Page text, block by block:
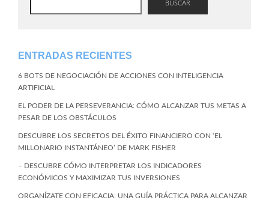
BUSCAR
ENTRADAS RECIENTES
6 BOTS DE NEGOCIACIÓN DE ACCIONES CON INTELIGENCIA
ARTIFICIAL
EL PODER DE LA PERSEVERANCIA: CÓMO ALCANZAR TUS METAS A
PESAR DE LOS OBSTÁCULOS
DESCUBRE LOS SECRETOS DEL ÉXITO FINANCIERO CON ‘EL
MILLONARIO INSTANTÁNEO’ DE MARK FISHER
– DESCUBRE CÓMO INTERPRETAR LOS INDICADORES
ECONÓMICOS Y MAXIMIZAR TUS INVERSIONES
ORGANÍZATE CON EFICACIA: UNA GUÍA PRÁCTICA PARA ALCANZAR